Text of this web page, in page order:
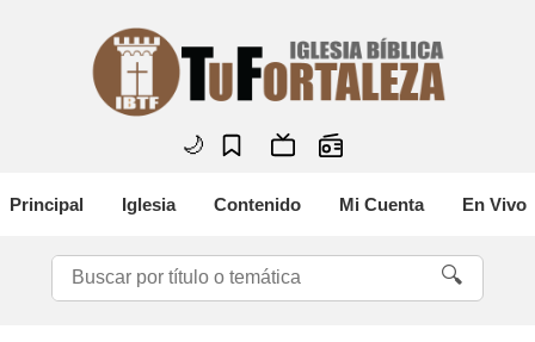
🌙
Principal Iglesia Contenido Mi Cuenta En Vivo
🔍